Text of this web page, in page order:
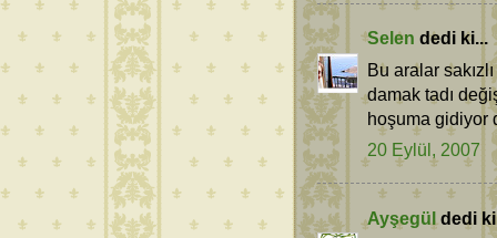
Selen dedi ki...
Bu aralar
damak tadı
hoşuma gidiyor
20 Eylül, 2007
Ayşegül dedi